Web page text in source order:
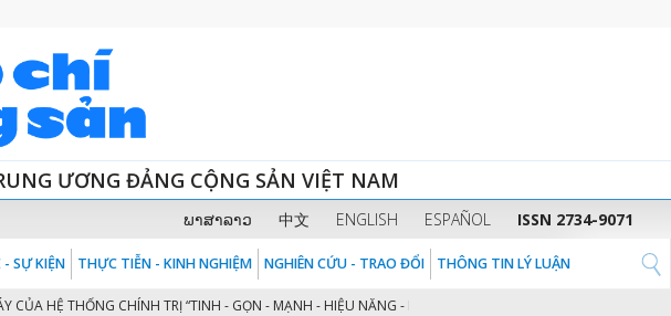
ƯƠNG ĐẢNG CỘNG SẢN VIỆT NAM
ພາສາລາວ 中文 ENGLISH ESPAÑOL ISSN 2734-9071
- SỰ KIỆN THỰC TIỄN - KINH NGHIỆM NGHIÊN CỨU - TRAO ĐỔI THÔNG TIN LÝ LUẬN
HỆ THỐNG CHÍNH TRỊ “TINH - GỌN - MẠNH - HIỆU NĂNG - HIỆU LỰC - HIỆU QUẢ” THEO TINH THẦN